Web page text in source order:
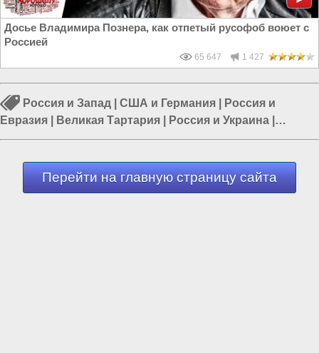
Досье Владимира Познера, как отпетый русофоб воюет с
Россией
65 647 1 427
Россия и Запад США и Германия
Россия и
Евразия
Великая Тартария Россия и Украина
Европа и Украина|Славяно-Арийская Империя
Перейти на главную страницу сайта